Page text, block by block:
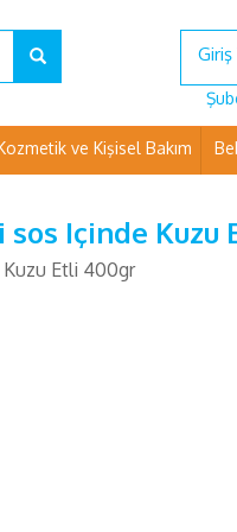
Giriş
ve Kişisel Bakım
Içinde Kuzu
Etli 400gr